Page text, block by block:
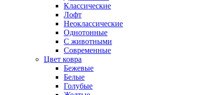
Классические
Лофт
Неоклассические
Однотонные
С животными
Современные
Цвет ковра
Бежевые
Белые
Голубые